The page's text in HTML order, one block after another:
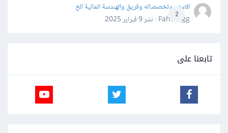
2
الاسهم وتخصصاته وفريق والهندسة المالية الخ
Fahd Ggg · نشر
9 فبراير 2025
تابعنا على